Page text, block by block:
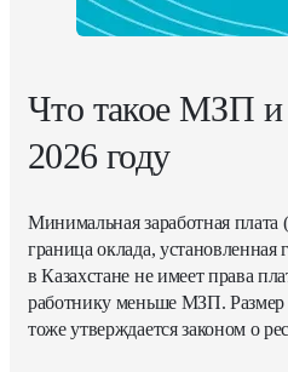
Что такое МЗП и
2026 году
Минимальная заработная
граница оклада, установленная
в Казахстане не имеет права
работнику меньше МЗП.
тоже утверждается законом о